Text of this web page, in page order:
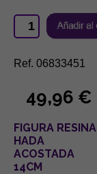
Ref. 06833451
49,96 €
FIGURA RESINA
HADA
ACOSTADA
14CM